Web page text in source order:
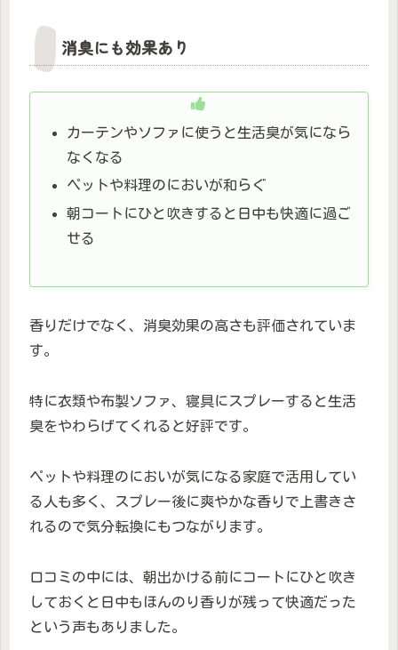
消臭にも効果あり
カーテンやソファに使うと生活臭が気になら
なくなる
ペットや料理のにおいが和らぐ
朝コートにひと吹きすると日中も快適に過ご
せる
香りだけでなく、消臭効果の高さも評価されていま
す。
特に衣類や布製ソファ、寝具にスプレーすると生活
臭をやわらげてくれると好評です。
ペットや料理のにおいが気になる家庭で活用してい
る人も多く、スプレー後に爽やかな香りで上書きさ
れるので気分転換にもつながります。
口コミの中には、朝出かける前にコートにひと吹き
しておくと日中もほんのり香りが残って快適だった
という声もありました。